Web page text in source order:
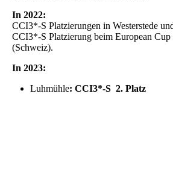
In 2022:
CCI3*-S Platzierungen in Westerstede
CCI3*-S Platzierung beim European Cup
(Schweiz).
In 2023:
Luhmühle: CCI3*-S 2. Platz